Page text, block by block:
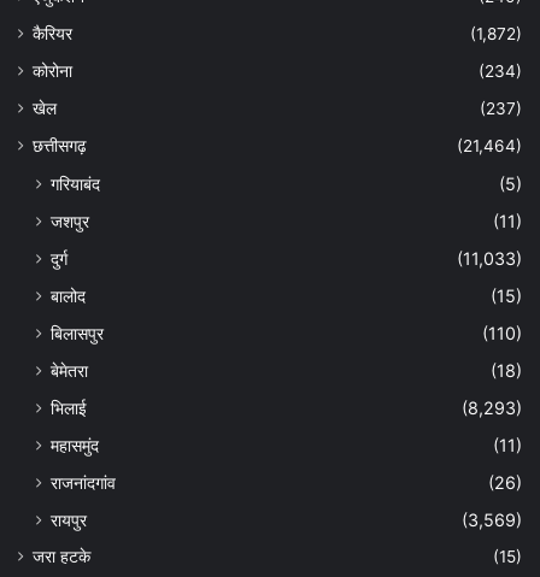
कैरियर
(1,872)
कोरोना
(234)
खेल
(237)
छत्तीसगढ़
(21,464)
गरियाबंद
(5)
जशपुर
(11)
दुर्ग
(11,033)
बालोद
(15)
बिलासपुर
(110)
बेमेतरा
(18)
भिलाई
(8,293)
महासमुंद
(11)
राजनांदगांव
(26)
रायपुर
(3,569)
जरा हटके
(15)